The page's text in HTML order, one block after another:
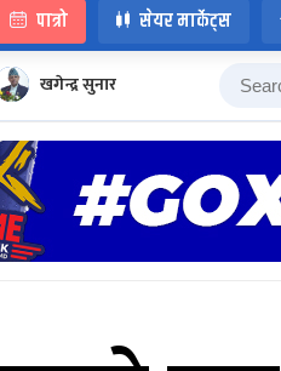
पात्रो सेयर मार्केट्स
खगेन्द्र सुनार